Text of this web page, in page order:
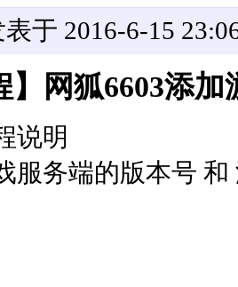
表于 2016-6-15
】网狐6603添
说明
服务端的版本号